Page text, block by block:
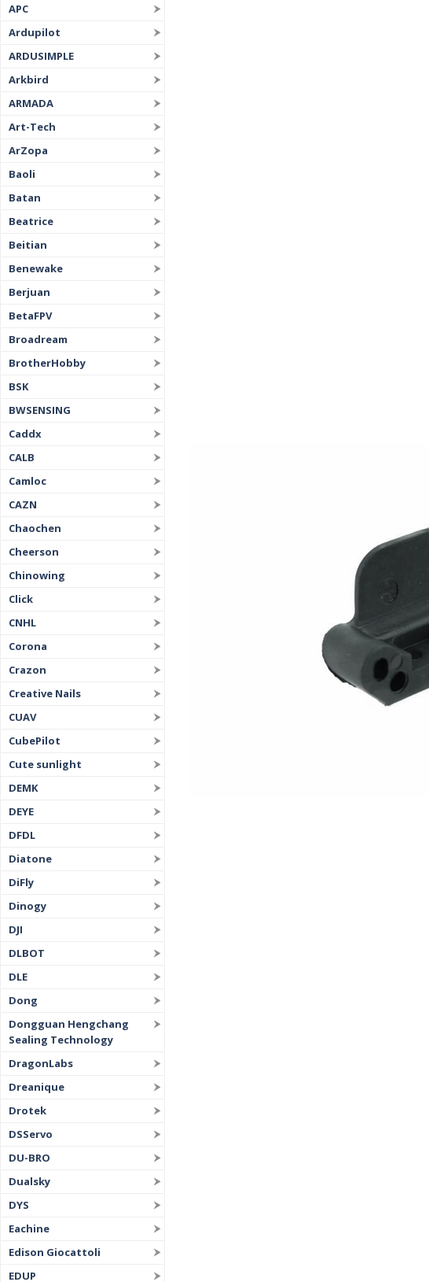
APC
Ardupilot
ARDUSIMPLE
Arkbird
ARMADA
Art-Tech
ArZopa
Baoli
Batan
Beatrice
Beitian
Benewake
Berjuan
BetaFPV
Broadream
BrotherHobby
BSK
BWSENSING
Caddx
CALB
Camloc
CAZN
Chaochen
Cheerson
Chinowing
Click
CNHL
Corona
Crazon
Creative Nails
CUAV
CubePilot
Cute sunlight
DEMK
DEYE
DFDL
Diatone
DiFly
Dinogy
DJI
DLBOT
DLE
Dong
Dongguan Hengchang
Sealing Technology
DragonLabs
Dreanique
Drotek
DSServo
DU-BRO
Dualsky
DYS
Eachine
Edison Giocattoli
EDUP